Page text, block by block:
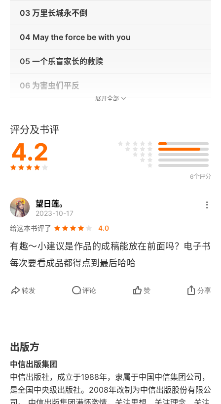
03 万里长城永不倒
04 May the force be with you
05 一个乐盲家长的救赎
06 为害虫们平反
08 两面三刀
09 I will be back
11 吴工的一平米
12 养伤记
17 一叶一菩提，一瓦一浮生
18 有志青年
19 六一儿童节特别试题
展开全部
评分及书评
4.2
6个评分
望日莲。
2023-10-17
给这本书评了
4.0
有趣～小建议是作品的成稿能放在前面吗？电子书
每次要看成品都得点到最后哈哈
转发 评论 赞 分享
出版方
中信出版集团
中信出版社，成立于1988年，隶属于中国中信集团公司，
是全国中央级出版社。2008年改制为中信出版股份有限公